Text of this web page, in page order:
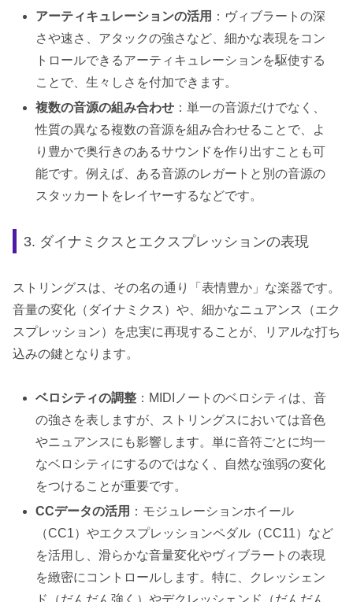
アーティキュレーションの活用 ：ヴィブラートの深
さや速さ、アタックの強さなど、細かな表現をコン
トロールできるアーティキュレーションを駆使する
ことで、生々しさを付加できます。
複数の音源の組み合わせ ：単一の音源だけでなく、
性質の異なる複数の音源を組み合わせることで、よ
り豊かで奥行きのあるサウンドを作り出すことも可
能です。例えば、ある音源のレガートと別の音源の
スタッカートをレイヤーするなどです。
3. ダイナミクスとエクスプレッションの表現
ストリングスは、その名の通り「表情豊か」な楽器です。
音量の変化（ダイナミクス）や、細かなニュアンス（エク
スプレッション）を忠実に再現することが、リアルな打ち
込みの鍵となります。
ベロシティの調整 ：MIDIノートのベロシティは、音
の強さを表しますが、ストリングスにおいては音色
やニュアンスにも影響します。単に音符ごとに均一
なベロシティにするのではなく、自然な強弱の変化
をつけることが重要です。
CCデータの活用 ：モジュレーションホイール
（CC1）やエクスプレッションペダル（CC11）など
を活用し、滑らかな音量変化やヴィブラートの表現
を緻密にコントロールします。特に、クレッシェン
ド（だんだん強く）やデクレッシェンド（だんだん